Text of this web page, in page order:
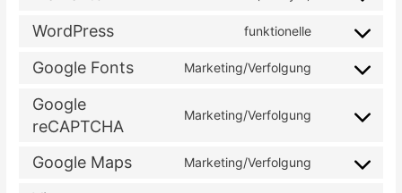
Consent
elementor
WordPress funktionelle
Consent
wordpress
Google Fonts Marketing/Verfolgung
Consent
service
Google
reCAPTCHA
Marketing/Verfolgung
Consent
service
Google Maps Marketing/Verfolgung
Consent